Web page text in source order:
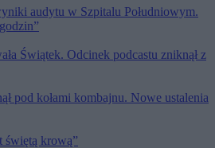
audytu w Szpitalu Południowym.
Świątek. Odcinek podcastu zniknął z
pod kołami kombajnu. Nowe ustalenia
świętą krową”